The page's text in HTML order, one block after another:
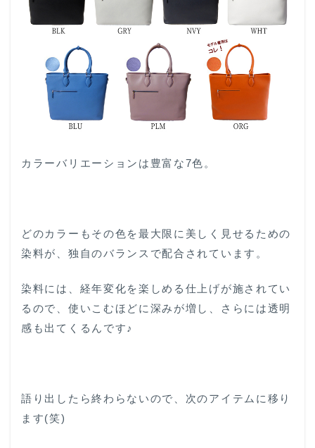
カラーバリエーションは豊富な7色。
どのカラーもその色を最大限に美しく見せるための
染料が、独自のバランスで配合されています。
染料には、経年変化を楽しめる仕上げが施されてい
るので、使いこむほどに深みが増し、さらには透明
感も出てくるんです♪
語り出したら終わらないので、次のアイテムに移り
ます(笑)